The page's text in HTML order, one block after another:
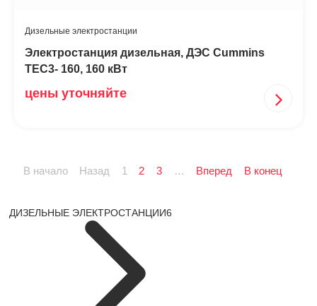
Дизельные электростанции
Электростанция дизельная, ДЭС Cummins
TEC3- 160, 160 кВт
цены уточняйте
В начало Назад 1 2 3 … Вперед В конец
ДИЗЕЛЬНЫЕ ЭЛЕКТРОСТАНЦИИ6